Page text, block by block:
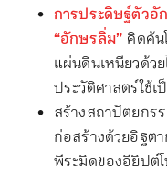
การประดิษฐ์ตัว
“อักษรลิ่ม” คิดค้น
แผ่นดินเหนียวด้ว
ประวัติศาสตร์ใช้
สร้างสถาปัตยกร
ก่อสร้างด้วยอิฐต
พีระมิดของอียิปต์